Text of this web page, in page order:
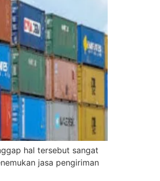
hal tersebut sangat
jasa pengiriman